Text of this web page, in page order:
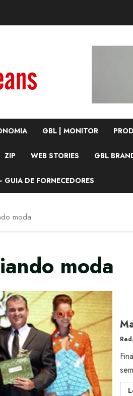
GBL | MONITOR
ZIP WEB STORIES GBL
GUIA DE FORNECEDORES
moda
moda